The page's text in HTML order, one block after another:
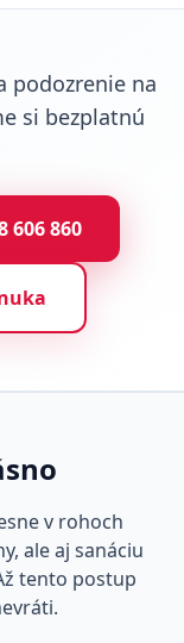
podozrenie na
si bezplatnú
606 860
v rohoch
ale aj sanáciu
tento postup